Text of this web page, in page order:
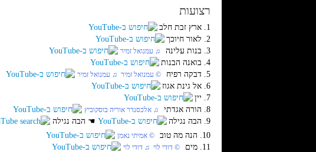
רצועות
1. ארץ זבת חלב
2. לאור חיוכך
3. בנות עלינה
♫ עמנואל זמיר
4. בואנה הבנות
5. דבקה רפיח
© עמנואל זמיר ♫ עמנואל זמיר
6. אל גינת אגוז
7. יין
8. הורה אגדתי
♫ אלכסנדר אוריה בוסקוביץ
9. הבה נגילה ☚ הבה נגילה
10. הנה מה טוב
© אמיתי נאמן
11. מים © דודי לוי ♫ דודי לוי